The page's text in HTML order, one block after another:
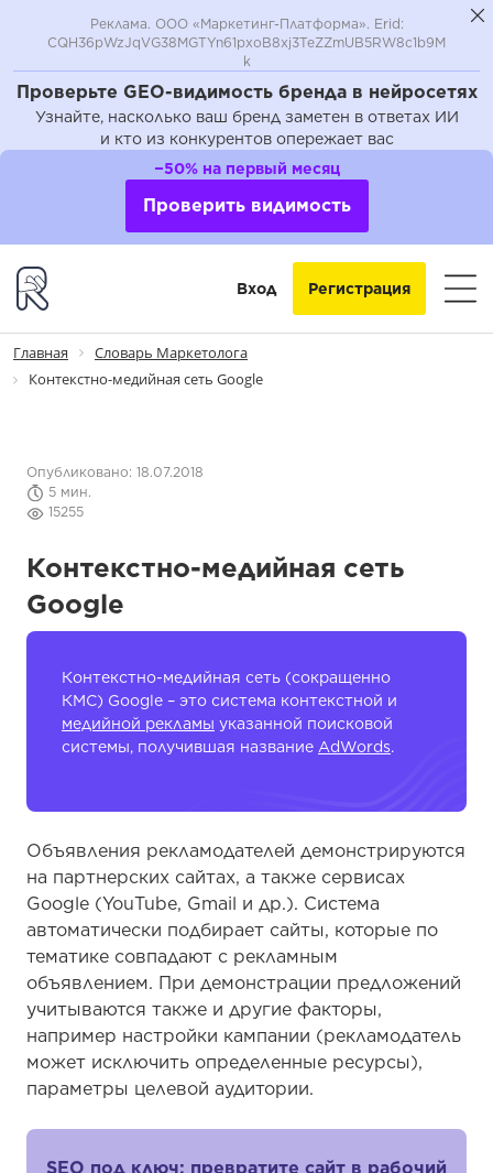
Проверьте GEO-видимость бренда в нейросетях
Узнайте, насколько ваш бренд заметен в ответах ИИ
и кто из конкурентов опережает вас
Реклама. ООО «Маркетинг-Платформа». Erid:
CQH36pWzJqVG38MGTYn61pxoB8xj3TeZZmUB5RW8c1b9M
k
−50% на первый месяц
Проверить видимость
Вход Регистрация
Главная
Словарь Маркетолога
Контекстно-медийная сеть Google
Контекстно-медийная сеть
Google
Опубликовано: 18.07.2018
5 мин.
15255
Контекстно-медийная сеть (сокращенно
КМС) Google – это система контекстной и
медийной рекламы указанной поисковой
системы, получившая название AdWords.
Объявления рекламодателей демонстрируются
на партнерских сайтах, а также сервисах
Google (YouTube, Gmail и др.). Система
автоматически подбирает сайты, которые по
тематике совпадают с рекламным
объявлением. При демонстрации предложений
учитываются также и другие факторы,
например настройки кампании (рекламодатель
может исключить определенные ресурсы),
параметры целевой аудитории.
SEO под ключ: превратите сайт в рабочий